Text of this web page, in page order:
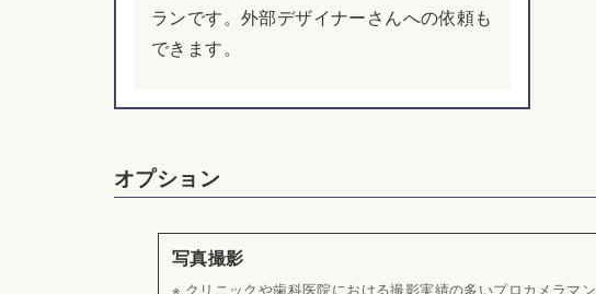
ランです。外部デザイナーさんへの依頼も
できます。
オプション
写真撮影
※ クリニックや歯科医院における撮影実績の多いプロカメラマン